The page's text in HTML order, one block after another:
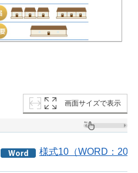
画面サイズで表示
様式10（WORD：